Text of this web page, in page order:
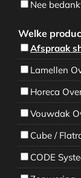
Nee
Welke
Afspraak
Lamellen
Horeca
Vouwdak
Cube /
CODE